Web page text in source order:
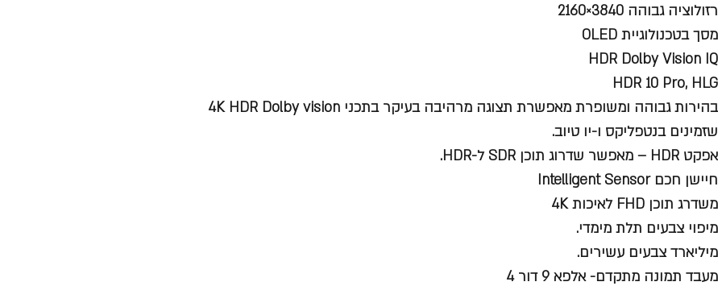
רזולוציה גבוהה 3840×2160
מסך בטכנולוגיית OLED
HDR Dolby Vision IQ
HDR 10 Pro, HLG
בהירות גבוהה ומשופרת מאפשרת תצוגה מרהיבה בעיקר בתכני 4K HDR Dolby vision
שזמינים בנטפליקס ו-יו טיוב.
אפקט HDR – מאפשר שדרוג תוכן SDR ל-HDR.
חיישן חכם Intelligent Sensor
משדרג תוכן FHD לאיכות 4K
מיפוי צבעים תלת מימדי.
מיליארד צבעים עשירים.
מעבד תמונה מתקדם- אלפא 9 דור 4